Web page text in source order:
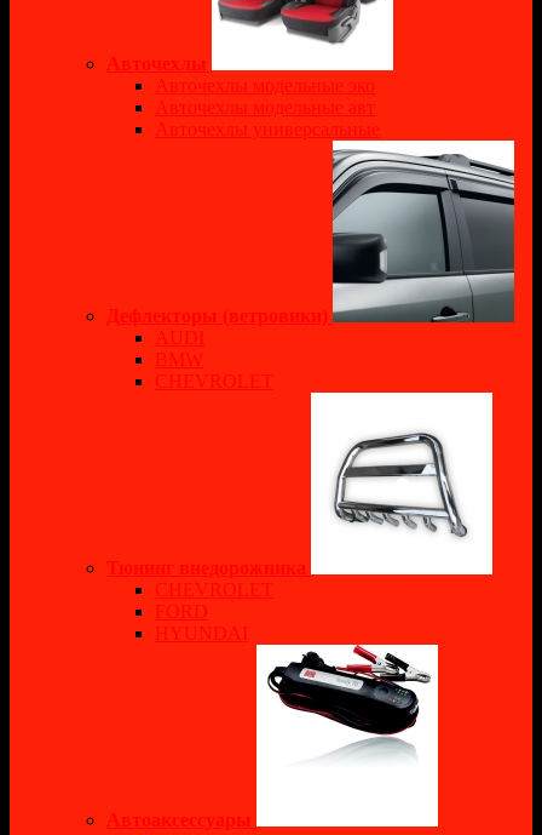
Авточехлы
Авточехлы модельные эко
Авточехлы модельные авт
Авточехлы универсальные
Дефлекторы (ветровики)
AUDI
BMW
CHEVROLET
Тюнинг внедорожника
CHEVROLET
FORD
HYUNDAI
Автоаксессуары